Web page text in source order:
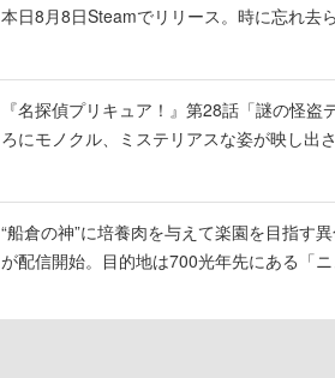
本日8月8日Steamでリリース。時に忘れ去
『名探偵プリキュア！』第28話「謎の怪
ろにモノクル、ミステリアスな姿が映し出
“船倉の神”に培養肉を与えて楽園を目指す
が配信開始。目的地は700光年先にある「